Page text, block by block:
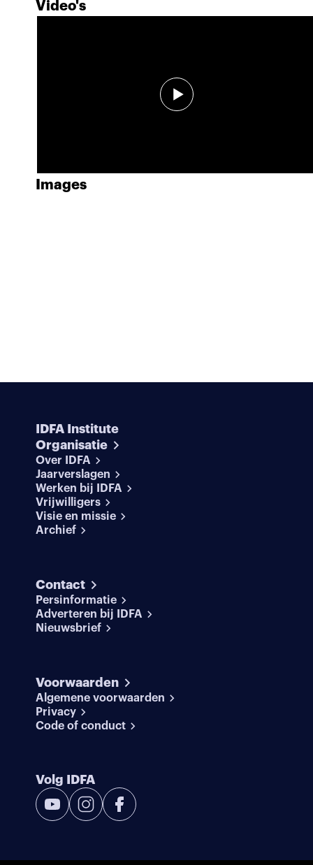
Video's
Images
IDFA Institute
Organisatie
Over IDFA
Jaarverslagen
Werken bij IDFA
Vrijwilligers
Visie en missie
Archief
Contact
Persinformatie
Adverteren bij IDFA
Nieuwsbrief
Voorwaarden
Algemene voorwaarden
Privacy
Code of conduct
Volg IDFA